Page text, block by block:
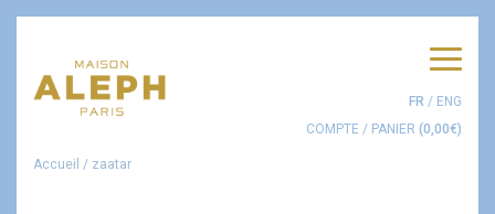
FR / ENG
COMPTE / PANIER (0,00€)
Accueil / zaatar